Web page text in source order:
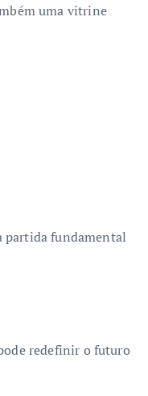
uma vitrine
partida fundamental
redefinir o futuro